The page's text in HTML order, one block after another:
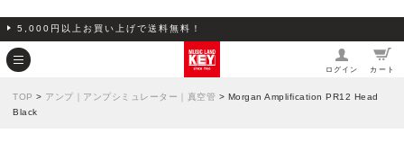
5,000円以上お買い上げで送料無料！
ログイン カート
TOP > アンプ｜アンプシミュレーター｜真空管 > Morgan Amplification PR12 Head
Black